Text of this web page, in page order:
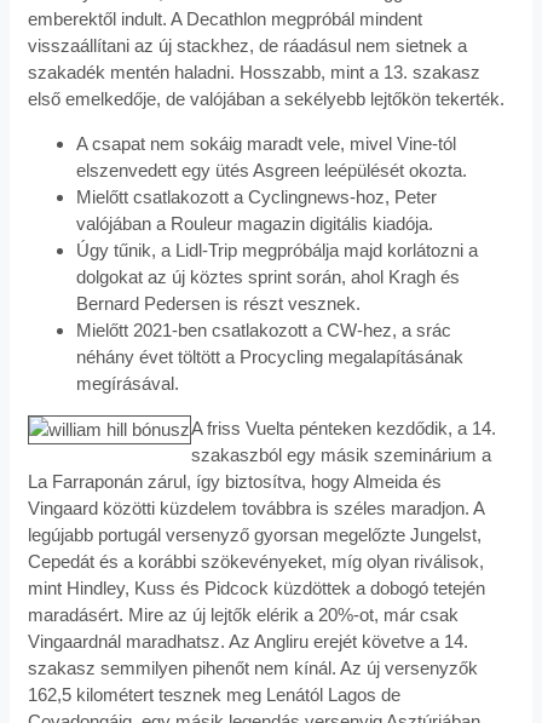
emberektől indult. A Decathlon megpróbál mindent
visszaállítani az új stackhez, de ráadásul nem sietnek a
szakadék mentén haladni. Hosszabb, mint a 13. szakasz
első emelkedője, de valójában a sekélyebb lejtőkön tekerték.
A csapat nem sokáig maradt vele, mivel Vine-tól
elszenvedett egy ütés Asgreen leépülését okozta.
Mielőtt csatlakozott a Cyclingnews-hoz, Peter
valójában a Rouleur magazin digitális kiadója.
Úgy tűnik, a Lidl-Trip megpróbálja majd korlátozni a
dolgokat az új köztes sprint során, ahol Kragh és
Bernard Pedersen is részt vesznek.
Mielőtt 2021-ben csatlakozott a CW-hez, a srác
néhány évet töltött a Procycling megalapításának
megírásával.
A friss Vuelta pénteken kezdődik, a 14.
szakaszból egy másik szeminárium a
La Farraponán zárul, így biztosítva, hogy Almeida és
Vingaard közötti küzdelem továbbra is széles maradjon. A
legújabb portugál versenyző gyorsan megelőzte Jungelst,
Cepedát és a korábbi szökevényeket, míg olyan riválisok,
mint Hindley, Kuss és Pidcock küzdöttek a dobogó tetején
maradásért. Mire az új lejtők elérik a 20%-ot, már csak
Vingaardnál maradhatsz. Az Angliru erejét követve a 14.
szakasz semmilyen pihenőt nem kínál. Az új versenyzők
162,5 kilométert tesznek meg Lenától Lagos de